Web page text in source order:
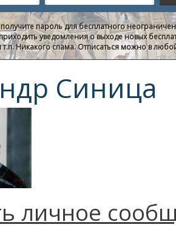
пароль для бесплатного
уведомления о выходе новых
т.п. Никакого спама. Отписаться можно в
Синица
личное